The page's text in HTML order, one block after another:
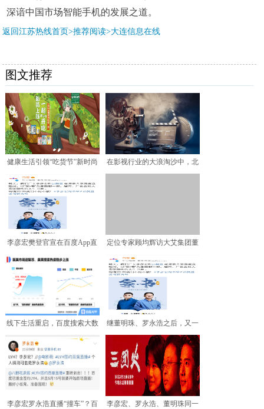
深谙中国市场智能手机的发展之道。
返回江苏热线首页>推荐阅读>大连信息在线
图文推荐
健康生活引领“吃货节”新时尚
龙角散邀您共享好“
在影视行业的大浪淘沙中，北
李彦宏樊登官宣在百度App直
播！只谈读书不带货
定位专家顾均辉访大艾集团董
事长覃华：疫情唤醒国民
线下生活重启，百度搜索大数
据发掘疫后市场机遇
继董明珠、罗永浩之后，又一
大佬宣布要直播！这次会
李彦宏罗永浩直播“撞车”？百
李彦宏、罗永浩、董明珠同一